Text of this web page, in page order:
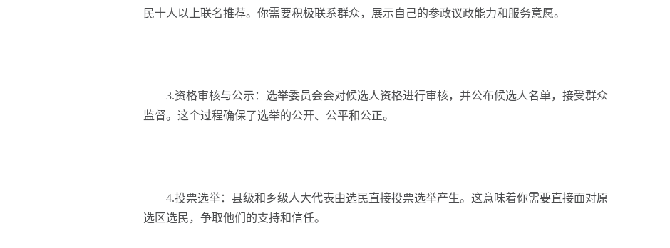
民十人以上联名推荐。你需要积极联系群众，展示自己的参政议政能力和服务意愿。
3.资格审核与公示：选举委员会会对候选人资格进行审核，并公布候选人名单，接受群众
监督。这个过程确保了选举的公开、公平和公正。
4.投票选举：县级和乡级人大代表由选民直接投票选举产生。这意味着你需要直接面对原
选区选民，争取他们的支持和信任。